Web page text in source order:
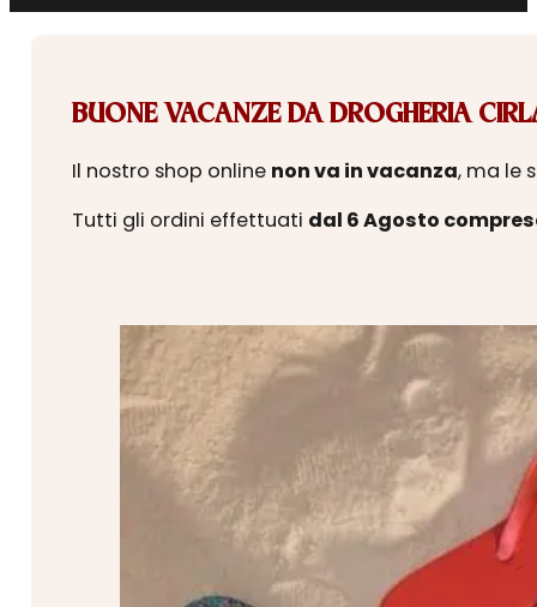
BUONE VACANZE DA DROGHERIA
Il nostro shop online non va in vacanza, ma le
Tutti gli ordini effettuati dal 6 Agosto